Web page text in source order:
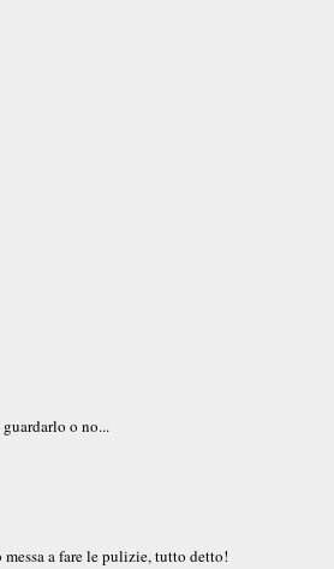
o no...
a fare le pulizie, tutto detto!